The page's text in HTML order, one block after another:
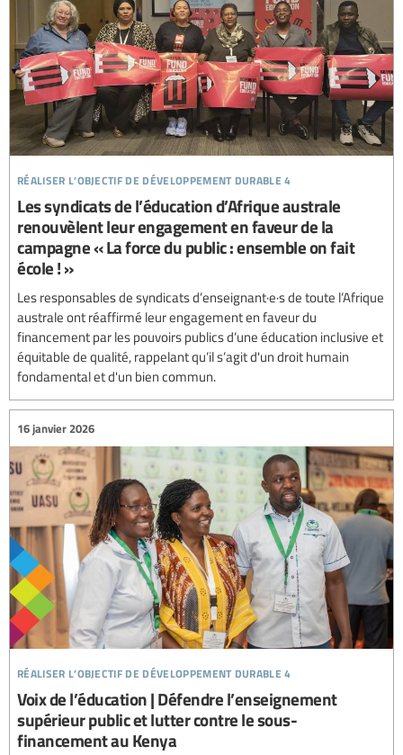
réaliser l’objectif de développement durable 4
Les syndicats de l’éducation d’Afrique australe
renouvèlent leur engagement en faveur de la
campagne « La force du public : ensemble on fait
école ! »
Les responsables de syndicats d’enseignant·e·s de toute l’Afrique
australe ont réaffirmé leur engagement en faveur du
financement par les pouvoirs publics d’une éducation inclusive et
équitable de qualité, rappelant qu’il s’agit d'un droit humain
fondamental et d'un bien commun.
réaliser l’objectif de développement durable 4
16 janvier 2026
Voix de l’éducation | Défendre l’enseignement
supérieur public et lutter contre le sous-
financement au Kenya